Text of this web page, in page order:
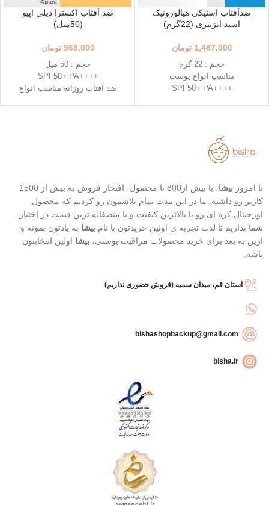
ضدآفتاب استیکی هیالورونیک
اسید ایزنتری (22گرم)
1,487,000 تومان
حجم : 22 گرم
مناسب انواع پوست
++++SPF50+ PA
تاریخ انقضاء : 2026/03/04
ضد آفتاب اکسترا دیلی اپیو
(50میل)
968,000 تومان
حجم : 50 میل
++++SPF50+ PA
ضد آفتاب روزانه مناسب انواع
تا امروز بیشا
، با بیش از800 تا محصول، افتخار فروش به بیش از 1500
کاربر رو داشته. ما در این مدت تمام تلاشمون رو کردیم که محصول
اورجینال کره ای رو با بالاترین کیفیت و با منصفانه ترین قیمت در اختیار
شما بذاریم تا لذت تجربه ی اولین خریدتون با نام بیشا به یادتون بمونه و
ازین به بعد برای خرید محصولات مراقبت پوستی، بیشا اولین انتخابتون
باشه.
استان قم، میدان سمیه (فروش حضوری نداریم)
bisha.ir